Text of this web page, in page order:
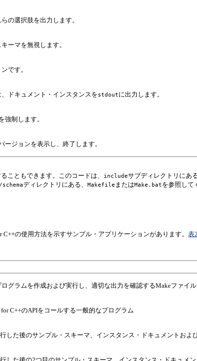
の選択肢を出力します。
ーマを無視します。
です。
ドキュメント・インスタンスをstdoutに出力します。
強制します。
ージョンを表示し、終了します。
こともできます。このコードは、 includeサブディレクトリにあ
ディレクトリにある、 Makefile またはMake.batを参照して
C++の使用方法を示すサンプル・アプリケーションがあります。 表
グラムを作成および実行し、適切な出力を確認するMakeファイル
for C++のAPIをコールする一般的なプログラム
した後のサンプル・スキーマ、インスタンス・ドキュメントおよ